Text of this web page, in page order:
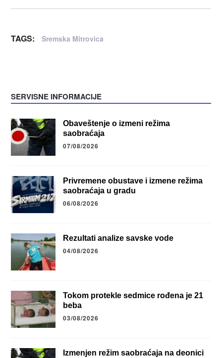
TAGS: Sremska Mitrovica
SERVISNE INFORMACIJE
Obaveštenje o izmeni režima
saobraćaja
07/08/2026
Privremene obustave i izmene režima
saobraćaja u gradu
06/08/2026
Rezultati analize savske vode
04/08/2026
Tokom protekle sedmice rođena je 21
beba
03/08/2026
Izmenjen režim saobraćaja na deonici